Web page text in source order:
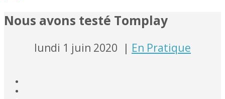
Nous avons testé Tomplay
lundi 1 juin 2020 | En Pratique